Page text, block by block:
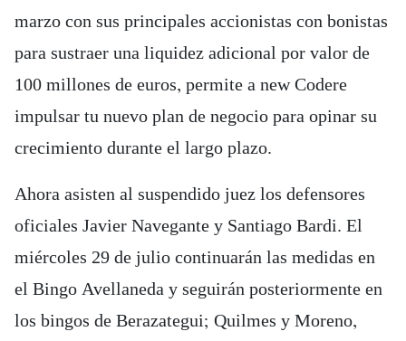
marzo con sus principales accionistas con bonistas
para sustraer una liquidez adicional por valor de
100 millones de euros, permite a new Codere
impulsar tu nuevo plan de negocio para opinar su
crecimiento durante el largo plazo.
Ahora asisten al suspendido juez los defensores
oficiales Javier Navegante y Santiago Bardi. El
miércoles 29 de julio continuarán las medidas en
el Bingo Avellaneda y seguirán posteriormente en
los bingos de Berazategui; Quilmes y Moreno,